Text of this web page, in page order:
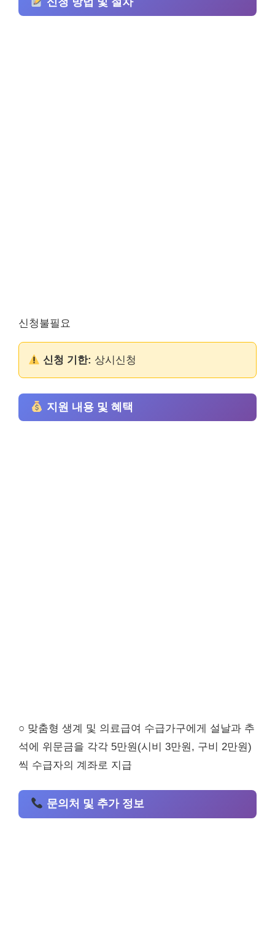
신청불필요
신청 기한: 상시신청
지원 내용 및 혜택
○ 맞춤형 생계 및 의료급여 수급가구에게 설날과 추
석에 위문금을 각각 5만원(시비 3만원, 구비 2만원)
씩 수급자의 계좌로 지급
문의처 및 추가 정보